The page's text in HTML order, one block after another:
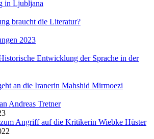
in Ljubljana
braucht die Literatur?
2023
Entwicklung der Sprache in der
an die Iranerin Mahshid Mirmoezi
Andreas Tretner
Angriff auf die Kritikerin Wiebke Hüster